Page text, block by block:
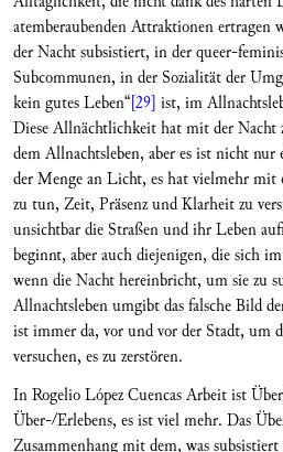
atemberaubenden Attraktionen ertragen
der Nacht subsistiert, in der queer-
Subcommunen, in der Sozialität der
kein gutes Leben“[29] ist, im
Diese Allnächtlichkeit hat mit der
dem Allnachtsleben, aber es ist nicht nur
der Menge an Licht, es hat vielmehr mit
zu tun, Zeit, Präsenz und Klarheit zu
unsichtbar die Straßen und ihr Leben
beginnt, aber auch diejenigen, die sich
wenn die Nacht hereinbricht, um sie zu
Allnachtsleben umgibt das falsche Bild
ist immer da, vor und vor der Stadt, um
versuchen, es zu zerstören.
In Rogelio López Cuencas Arbeit ist
Über-/Erlebens, es ist viel mehr. Das
Zusammenhang mit dem, was